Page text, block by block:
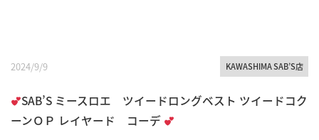
2024/9/9 KAWASHIMA SAB’S店
SAB’S ミースロエ ツイードロングベスト ツイードコク
ーンＯＰ レイヤード コーデ